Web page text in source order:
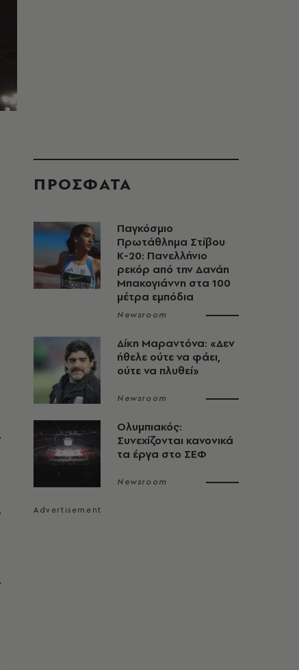
ΠΡΟΣΦΑΤΑ
Παγκόσμιο
Πρωτάθλημα Στίβου
Κ-20: Πανελλήνιο
ρεκόρ από την Δανάη
Μπακογιάννη στα 100
μέτρα εμπόδια
Newsroom
Δίκη Μαραντόνα: «Δεν
ήθελε ούτε να φάει,
ούτε να πλυθεί»
Newsroom
Ολυμπιακός:
Συνεχίζονται κανονικά
τα έργα στο ΣΕΦ
Newsroom